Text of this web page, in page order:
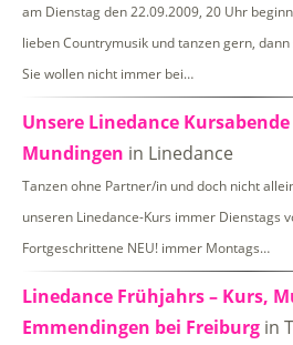
am Dienstag den 22.09.2009, 20 Uhr
lieben Countrymusik und tanzen gern,
Sie wollen nicht immer bei…
Unsere Linedance
Mundingen in Linedance
Tanzen ohne Partner/in und doch nicht
unseren Linedance-Kurs immer Dienstags
Fortgeschrittene NEU! immer Montags…
Linedance Frühjahrs – Kurs,
Emmendingen bei Freiburg in